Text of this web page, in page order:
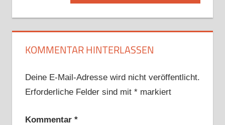
KOMMENTAR HINTERLASSEN
Deine E-Mail-Adresse wird nicht veröffentlicht.
Erforderliche Felder sind mit *markiert
Kommentar *